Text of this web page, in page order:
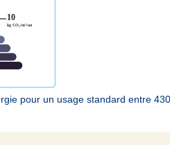
pour un usage standard entre